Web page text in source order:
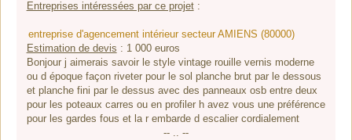
Entreprises intéressées par ce projet:
entreprise d'agencement intérieur secteur AMIENS (80000)
Estimation de devis : 1 000euros
Bonjour j aimerais savoir le style vintage rouille vernis moderne
ou d époque façon riveter pour le sol planche brut par le dessous
et planche fini par le dessus avec des panneaux osb entre deux
pour les poteaux carres ou en profiler h avez vous une préférence
pour les gardes fous et la r embarde d escalier cordialement
-- .. --